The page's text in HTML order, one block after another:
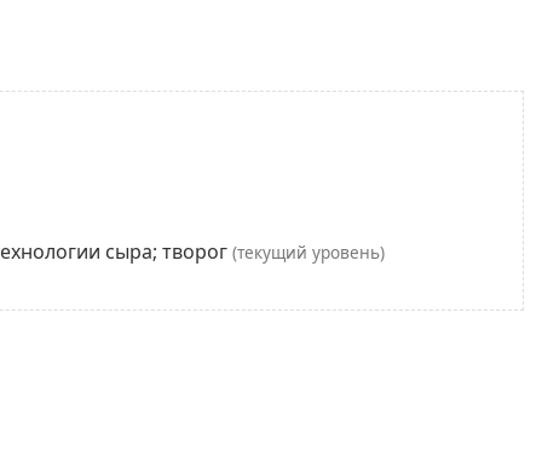
сыра; творог (текущий уровень)